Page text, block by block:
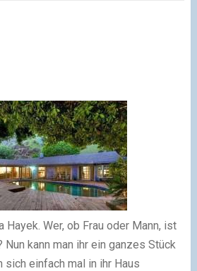
Hayek. Wer, ob Frau oder Mann, ist
kann man ihr ein ganzes Stück
sich einfach mal in ihr Haus